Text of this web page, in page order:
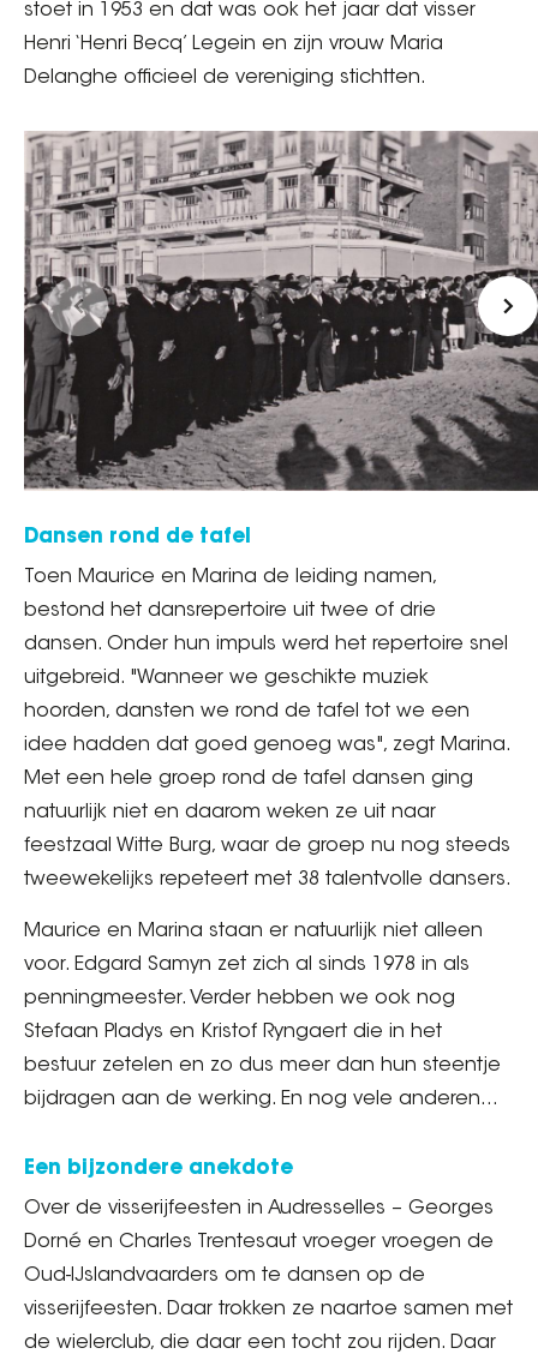
stoet in 1953 en dat was ook het jaar dat visser
Henri ‘Henri Becq’ Legein en zijn vrouw Maria
Delanghe officieel de vereniging stichtten.
Dansen rond de tafel
Toen Maurice en Marina de leiding namen,
bestond het dansrepertoire uit twee of drie
dansen. Onder hun impuls werd het repertoire snel
uitgebreid. "Wanneer we geschikte muziek
hoorden, dansten we rond de tafel tot we een
idee hadden dat goed genoeg was", zegt Marina.
Met een hele groep rond de tafel dansen ging
natuurlijk niet en daarom weken ze uit naar
feestzaal Witte Burg, waar de groep nu nog steeds
tweewekelijks repeteert met 38 talentvolle dansers.
Maurice en Marina staan er natuurlijk niet alleen
voor. Edgard Samyn zet zich al sinds 1978 in als
penningmeester. Verder hebben we ook nog
Stefaan Pladys en Kristof Ryngaert die in het
bestuur zetelen en zo dus meer dan hun steentje
bijdragen aan de werking. En nog vele anderen…
Een bijzondere anekdote
Over de visserijfeesten in Audresselles – Georges
Dorné en Charles Trentesaut vroeger vroegen de
Oud-IJslandvaarders om te dansen op de
visserijfeesten. Daar trokken ze naartoe samen met
de wielerclub, die daar een tocht zou rijden. Daar